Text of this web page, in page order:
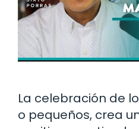
La celebración de
o pequeños, crea